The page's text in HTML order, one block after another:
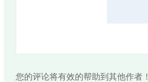
您的评论将有效的帮助到其他作者！